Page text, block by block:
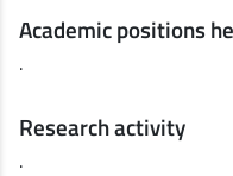
Academic positions
.
Research activity
.